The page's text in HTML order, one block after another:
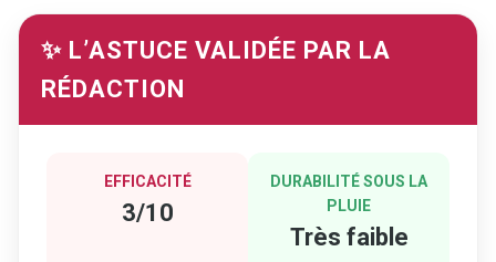
✨ L’ASTUCE VALIDÉE PAR LA
RÉDACTION
EFFICACITÉ
3/10
DURABILITÉ SOUS LA
PLUIE
Très faible